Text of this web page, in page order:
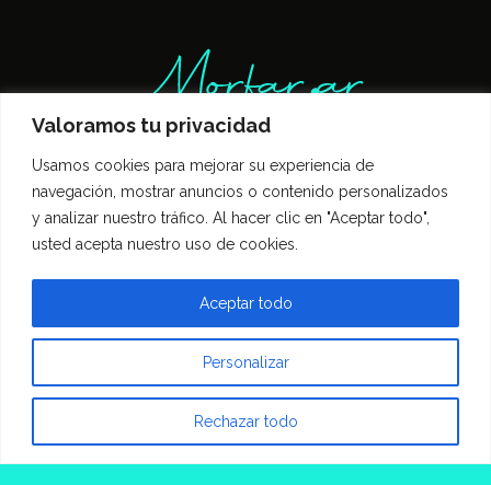
Valoramos tu privacidad
Usamos cookies para mejorar su experiencia de
navegación, mostrar anuncios o contenido personalizados
y analizar nuestro tráfico. Al hacer clic en "Aceptar todo",
usted acepta nuestro uso de cookies.
Personalizar
Rechazar todo
Aceptar todo
Inicio Entrevistas
Guía Gastronómica
Contacto
Todos los derechos reservados Morfar.ar